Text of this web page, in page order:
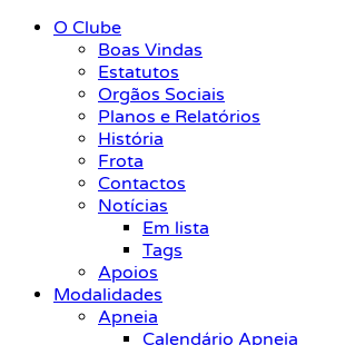
O Clube
Boas Vindas
Estatutos
Orgãos Sociais
Planos e Relatórios
História
Frota
Contactos
Notícias
Em lista
Tags
Apoios
Modalidades
Apneia
Calendário Apneia